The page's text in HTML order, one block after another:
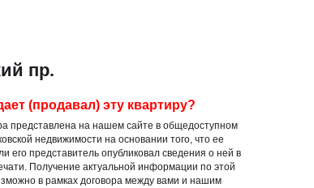
пр.
(продавал) эту квартиру?
представлена на нашем сайте в общедоступном
недвижимости на основании того, что ее
его представитель опубликовал сведения о ней в
Получение актуальной информации по этой
в рамках договора между вами и нашим